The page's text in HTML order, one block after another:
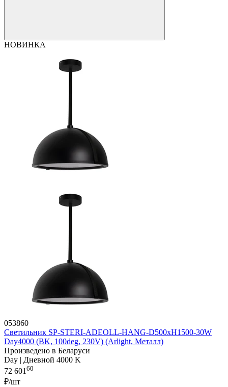
НОВИНКА
053860
Светильник SP-STERI-ADEOLL-HANG-D500xH1500-30W
Day4000 (BK, 100deg, 230V) (Arlight, Металл)
Произведено в Беларуси
Day | Дневной 4000 K
72 60160
₽/шт